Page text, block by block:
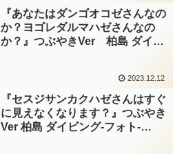
『あなたはダンゴオコゼさんなの
か？ヨゴレダルマハゼさんなの
か？』つぶやきVer 柏島 ダイビ
2023.12.12
『セスジサンカクハゼさんはすぐ
に見えなくなります？』つぶやき
Ver 柏島 ダイビング‐フォト‐